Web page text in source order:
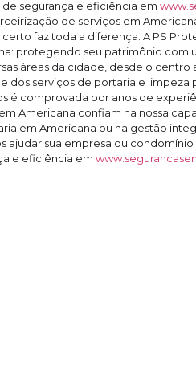
segurança e eficiência em
de serviços em
faz toda a diferença. A PS
protegendo seu patrimônio com
áreas da cidade, desde o centro
dos serviços de portaria e limpeza
é comprovada por anos de
Americana confiam na nossa
em Americana ou na gestão
ajudar sua empresa ou
e eficiência em